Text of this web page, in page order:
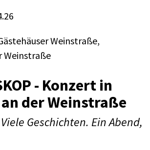
Weinstraße,
Weinstraße
- Konzert in
der Weinstraße
Geschichten. Ein Abend,